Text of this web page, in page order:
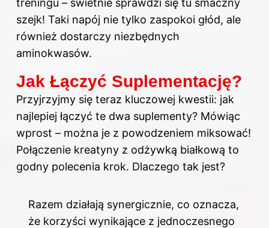
treningu – świetnie sprawdzi się tu smaczny
szejk! Taki napój nie tylko zaspokoi głód, ale
również dostarczy niezbędnych
aminokwasów.
Jak Łączyć Suplementację?
Przyjrzyjmy się teraz kluczowej kwestii: jak
najlepiej łączyć te dwa suplementy? Mówiąc
wprost – można je z powodzeniem miksować!
Połączenie kreatyny z odżywką białkową to
godny polecenia krok. Dlaczego tak jest?
Razem działają synergicznie, co oznacza,
że korzyści wynikające z jednoczesnego